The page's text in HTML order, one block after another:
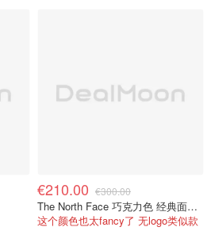
€210.00 €300.00
The North Face 巧克力色 经典面包服
这个颜色也太fancy了 无logo类似款